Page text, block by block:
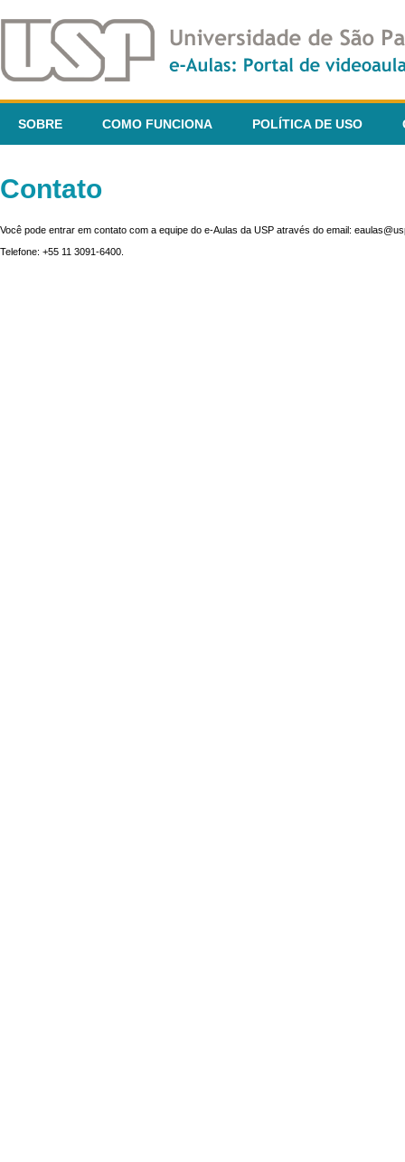
SOBRE COMO FUNCIONA POLÍTICA DE USO
Contato
Você pode entrar em contato com a equipe do e-Aulas da USP através do email:
Telefone: +55 11 3091-6400.